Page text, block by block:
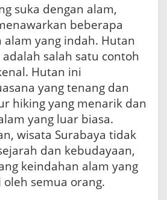
suka dengan alam,
beberapa
alam yang indah. Hutan
salah satu contoh
Hutan ini
yang tenang dan
hiking yang menarik dan
yang luar biasa.
wisata Surabaya tidak
dan kebudayaan,
keindahan alam yang
semua orang.